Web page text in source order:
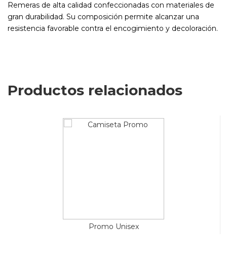
Remeras de alta calidad confeccionadas con materiales de
gran durabilidad. Su composición permite alcanzar una
resistencia favorable contra el encogimiento y decoloración.
Productos relacionados
Promo Unisex